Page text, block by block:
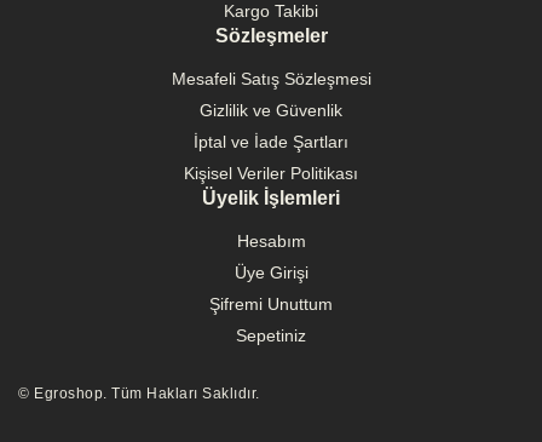
Kargo Takibi
Sözleşmeler
Mesafeli Satış Sözleşmesi
Gizlilik ve Güvenlik
İptal ve İade Şartları
Kişisel Veriler Politikası
Üyelik İşlemleri
Hesabım
Üye Girişi
Şifremi Unuttum
Sepetiniz
© Egroshop. Tüm Hakları Saklıdır.